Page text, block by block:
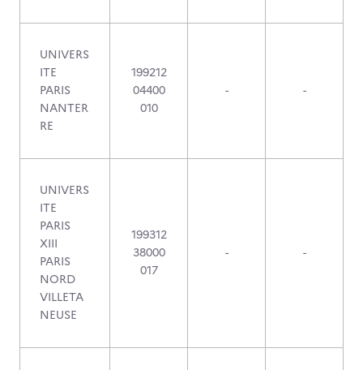
UNIVERS
ITE
PARIS
NANTER
RE
199212
04400
010
- -
UNIVERS
ITE
PARIS
XIII
PARIS
NORD
VILLETA
NEUSE
199312
38000
017
- -